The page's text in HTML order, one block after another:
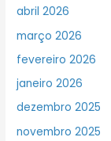
abril 2026
março 2026
fevereiro 2026
janeiro 2026
dezembro 2025
novembro 2025